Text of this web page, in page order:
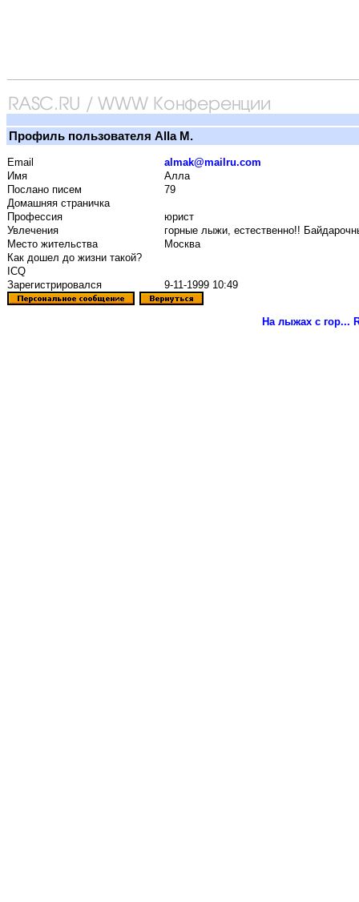
Профиль пользователя Alla M.
Email
almak@mailru.com
Имя
Алла
Послано писем
79
Домашняя страничка
Профессия
юрист
Увлечения
горные лыжи, естественно!!
Место жительства
Москва
Как дошел до жизни такой?
ICQ
Зарегистрировался
9-11-1999 10:49
На лыжах с гор...